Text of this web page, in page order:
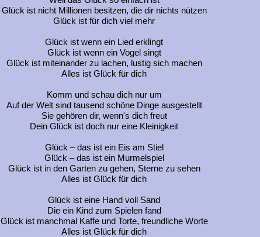
Glück ist nicht Millionen besitzen, die dir nichts nützen
Glück ist für dich viel mehr
Glück ist wenn ein Lied erklingt
Glück ist wenn ein Vogel singt
Glück ist miteinander zu lachen, lustig sich machen
Alles ist Glück für dich
Komm und schau dich nur um
Auf der Welt sind tausend schöne Dinge ausgestellt
Sie gehören dir, wenn's dich freut
Dein Glück ist doch nur eine Kleinigkeit
Glück – das ist ein Eis am Stiel
Glück – das ist ein Murmelspiel
Glück ist in den Garten zu gehen, Sterne zu sehen
Alles ist Glück für dich
Glück ist eine Hand voll Sand
Die ein Kind zum Spielen fand
Glück ist manchmal Kaffe und Torte, freundliche Worte
Alles ist Glück für dich